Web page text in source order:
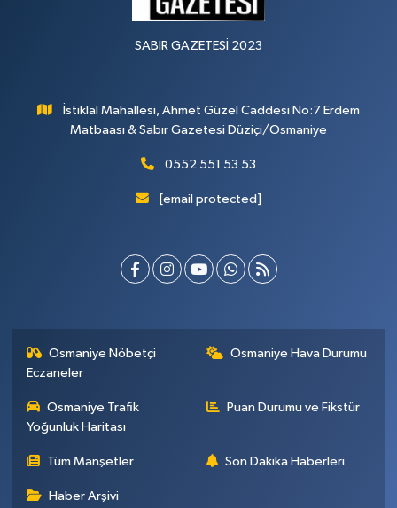
SABIR GAZETESİ 2023
İstiklal Mahallesi, Ahmet Güzel Caddesi No:7 Erdem
Matbaası & Sabır Gazetesi Düziçi/Osmaniye
0552 551 53 53
[email protected]
Osmaniye Nöbetçi
Eczaneler
Osmaniye Hava Durumu
Osmaniye Trafik
Yoğunluk Haritası
Puan Durumu ve Fikstür
Tüm Manşetler Son Dakika Haberleri
Haber Arşivi